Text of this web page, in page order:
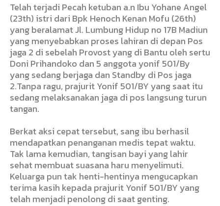
Telah terjadi Pecah ketuban a.n Ibu Yohane Angel
(23th) istri dari Bpk Henoch Kenan Mofu (26th)
yang beralamat Jl. Lumbung Hidup no 17B Madiun
yang menyebabkan proses lahiran di depan Pos
jaga 2 di sebelah Provost yang di Bantu oleh sertu
Doni Prihandoko dan 5 anggota yonif 501/By
yang sedang berjaga dan Standby di Pos jaga
2.Tanpa ragu, prajurit Yonif 501/BY yang saat itu
sedang melaksanakan jaga di pos langsung turun
tangan.
Berkat aksi cepat tersebut, sang ibu berhasil
mendapatkan penanganan medis tepat waktu.
Tak lama kemudian, tangisan bayi yang lahir
sehat membuat suasana haru menyelimuti.
Keluarga pun tak henti-hentinya mengucapkan
terima kasih kepada prajurit Yonif 501/BY yang
telah menjadi penolong di saat genting.